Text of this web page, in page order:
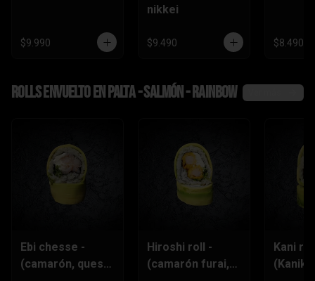
$9.990
nikkei
$9.490 $8.490
Rolls envuelto en palta - salmón - rainbow
Ebi chesse -
(camarón, queso
Hiroshi roll -
(camarón furai,
Kani